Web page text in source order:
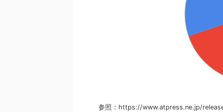
参照：https://www.atpress.ne.jp/